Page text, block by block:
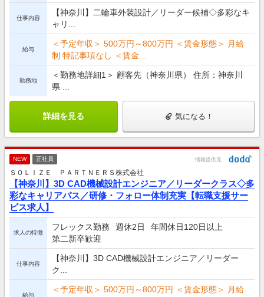
仕事内容
【神奈川】二輪車外装設計／リーダー候補◇多彩なキ
ャリ...
給与
＜予定年収＞ 500万円～800万円 ＜賃金形態＞ 月給
制 特記事項なし ＜賃金...
勤務地
＜勤務地詳細1＞ 顧客先（神奈川県） 住所：神奈川
県 ...
詳細を見る 気になる！
NEW 正社員 情報提供元
ＳＯＬＩＺＥ ＰＡＲＴＮＥＲＳ株式会社
【神奈川】3D CAD機械設計エンジニア／リーダークラス◇多
彩なキャリアパス／研修・フォロー体制充実【転職支援サー
ビス求人】
求人の特徴
フレックス勤務 週休2日
年間休日120日以上
第二新卒歓迎
仕事内容
【神奈川】3D CAD機械設計エンジニア／リーダー
ク...
給与
＜予定年収＞ 500万円～800万円 ＜賃金形態＞ 月給